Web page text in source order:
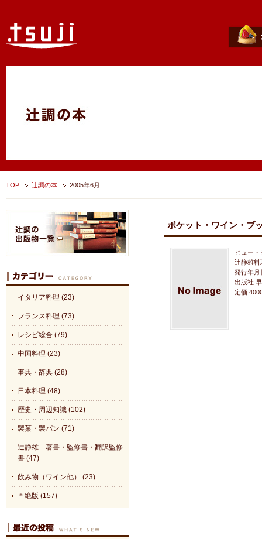
TOP 辻調の本 2005年6月
ポケット・ワイン・ブ
ヒュー
辻静雄料
発行年月
出版社
定価
イタリア料理 (23)
フランス料理 (73)
レシピ総合 (79)
中国料理 (23)
事典・辞典 (28)
日本料理 (48)
歴史・周辺知識 (102)
製菓・製パン (71)
辻静雄 著書・監修書・翻訳監修
書 (47)
飲み物（ワイン他） (23)
＊絶版 (157)